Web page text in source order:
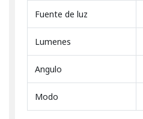
Fuente de luz
Lumenes
Angulo
Modo